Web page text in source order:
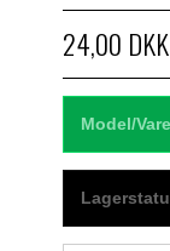
24,00 DKK
Model/